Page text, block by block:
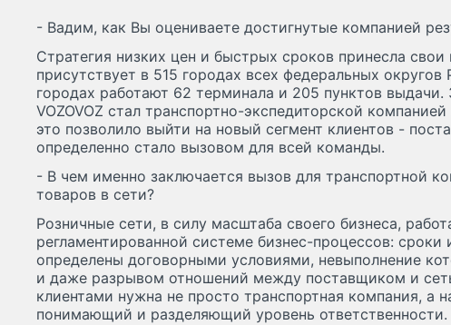
- Вадим, как Вы оцениваете достигнутые компанией
Стратегия низких цен и быстрых сроков принесла свои
присутствует в 515 городах всех федеральных
городах работают 62 терминала и 205 пунктов выдачи.
VOZOVOZ стал транспортно-экспедиторской
это позволило выйти на новый сегмент клиентов -
определенно стало вызовом для всей команды.
- В чем именно заключается вызов для транспортной
товаров в сети?
Розничные сети, в силу масштаба своего бизнеса,
регламентированной системе бизнес-процессов: сроки
определены договорными условиями, невыполнение
и даже разрывом отношений между поставщиком и
клиентами нужна не просто транспортная компания, а
понимающий и разделяющий уровень ответственности.